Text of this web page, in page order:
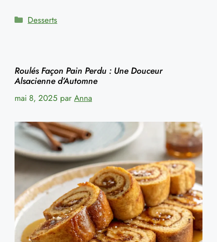
Catégories
Desserts
Roulés Façon Pain Perdu : Une Douceur
Alsacienne d’Automne
mai 8, 2025 par Anna